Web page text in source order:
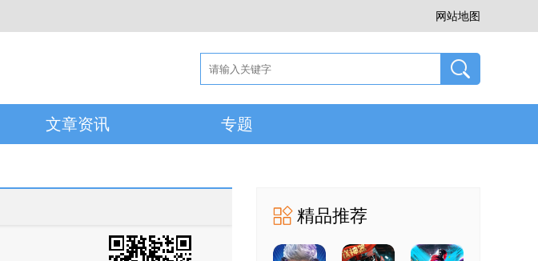
网站地图
文章资讯 专题
精品推荐